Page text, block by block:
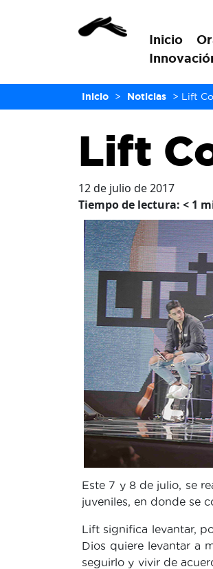
Inicio
Inicio > Noticias > Lift
Lift
12 de julio de 2017
Tiempo de lectura: < 1
Este 7 y 8 de julio, se
juveniles, en donde se
Lift significa levantar,
Dios quiere levantar a
seguirlo y vivir de